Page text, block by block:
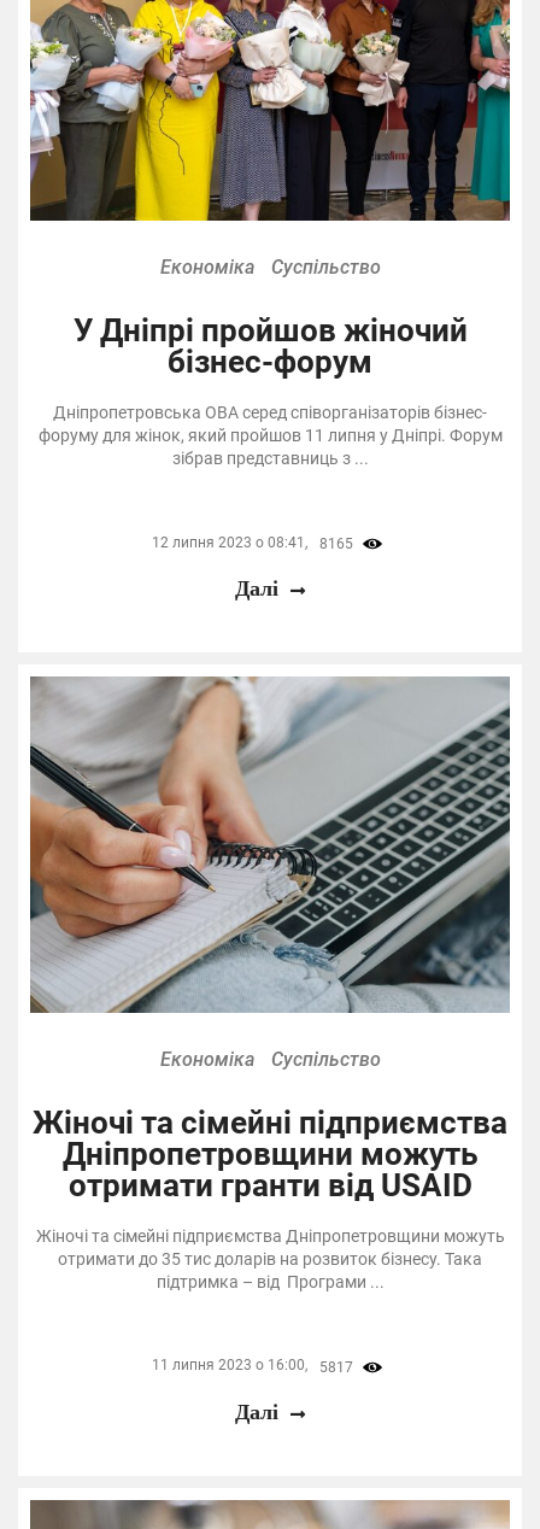
Економіка Суспільство
У Дніпрі пройшов жіночий
бізнес-форум
Дніпропетровська ОВА серед співорганізаторів бізнес-
форуму для жінок, який пройшов 11 липня у Дніпрі. Форум
зібрав представниць з ...
12 липня 2023 о 08:41, 8165
Далі
Економіка Суспільство
Жіночі та сімейні підприємства
Дніпропетровщини можуть
отримати гранти від USAID
Жіночі та сімейні підприємства Дніпропетровщини можуть
отримати до 35 тис доларів на розвиток бізнесу. Така
підтримка – від Програми ...
11 липня 2023 о 16:00, 5817
Далі